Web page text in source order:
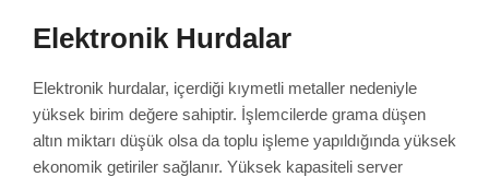
Elektronik Hurdalar
Elektronik hurdalar, içerdiği kıymetli metaller nedeniyle
yüksek birim değere sahiptir. İşlemcilerde grama düşen
altın miktarı düşük olsa da toplu işleme yapıldığında yüksek
ekonomik getiriler sağlanır. Yüksek kapasiteli server